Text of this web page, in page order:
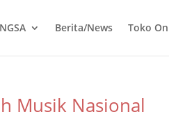
Berita/News Toko
Musik Nasional